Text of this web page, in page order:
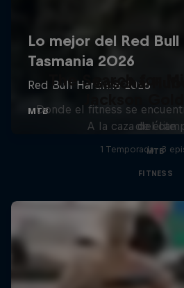
The Search for
A la caza del
MTB
Sascha
Donde el fitness se
de élite
1 Temporada · 3
FITNESS